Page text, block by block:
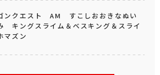
ンクエスト AM すこしおおきなぬい
キングスライム＆ベスキング＆スライ
マズン